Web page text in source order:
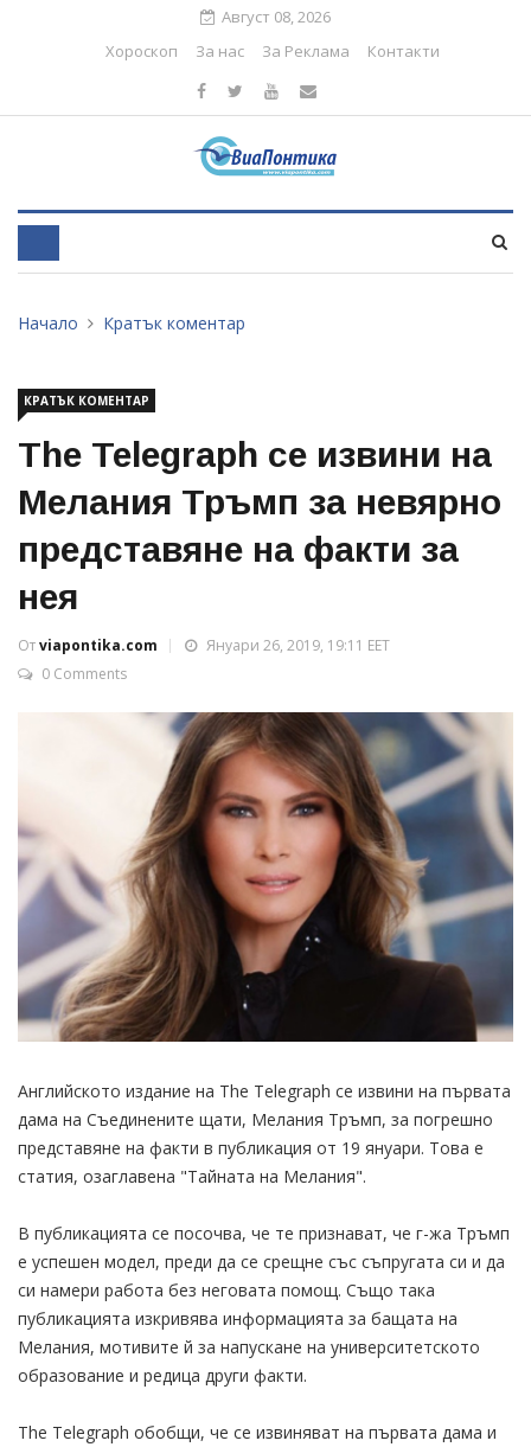
Август 08, 2026
Хороскоп
За нас За Реклама Контакти
Начало Кратък коментар
КРАТЪК КОМЕНТАР
The Telegraph се извини на
Мелания Тръмп за невярно
представяне на факти за
нея
Отviapontika.com
Януари 26, 2019, 19:11 EET
0 Comments
Английското издание на The Telegraph се извини на първата
дама на Съединените щати, Мелания Тръмп, за погрешно
представяне на факти в публикация от 19 януари. Това е
статия, озаглавена "Тайната на Мелания".
В публикацията се посочва, че те признават, че г-жа Тръмп
е успешен модел, преди да се срещне със съпругата си и да
си намери работа без неговата помощ. Също така
публикацията изкривява информацията за бащата на
Мелания, мотивите й за напускане на университетското
образование и редица други факти.
The Telegraph обобщи, че се извиняват на първата дама и